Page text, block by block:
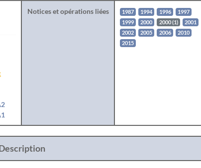
Notices et opérations liées 1987 1994 1996
1997
1999
2000 2000 (1)
2001
2002
2005 2006
2010
2015